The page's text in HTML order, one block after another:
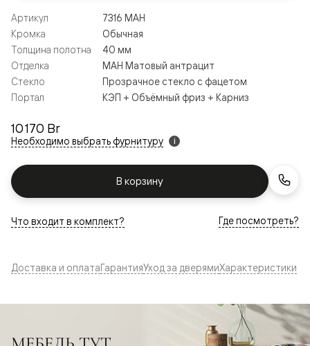
10 170 Br
Необходимо выбрать фурнитуру i
В корзину
Артикул
7316 МАН
Кромка
Обычная
Толщина полотна
40 мм
Отделка
МАН Матовый антрацит
Стекло
Прозрачное стекло с фацетом
Портал
КЭП + Объёмный фриз + Карниз
Что входит в комплект? Где посмотреть?
Доставка и оплатаГарантияУход за дверямиХарактеристики